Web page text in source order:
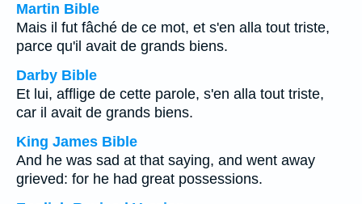
Martin Bible
Mais il fut fâché de ce mot, et s'en alla tout triste,
parce qu'il avait de grands biens.
Darby Bible
Et lui, afflige de cette parole, s'en alla tout triste,
car il avait de grands biens.
King James Bible
And he was sad at that saying, and went away
grieved: for he had great possessions.